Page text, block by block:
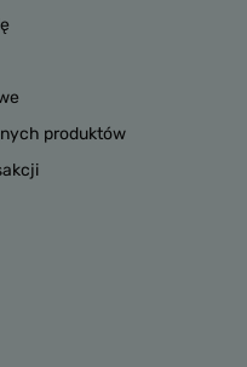
produktów